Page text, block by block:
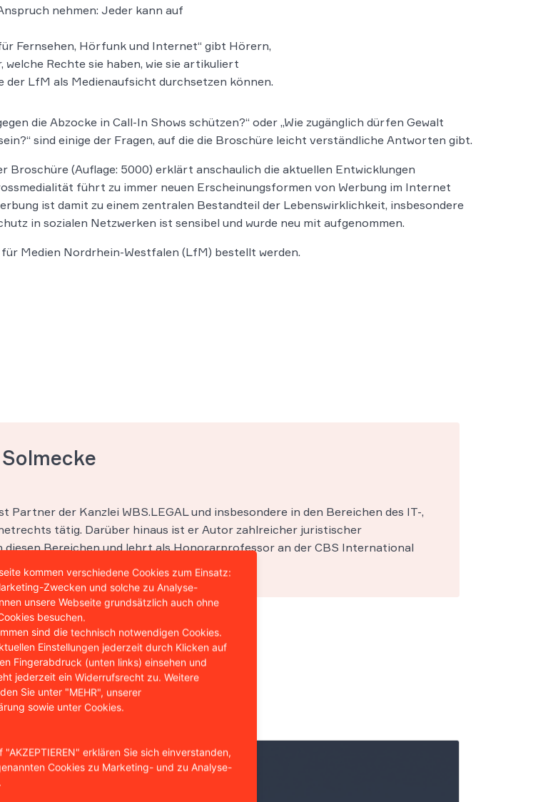
nehmen: Jeder kann auf
Fernsehen, Hörfunk und Internet“ gibt Hörern,
Rechte sie haben, wie sie artikuliert
der LfM als Medienaufsicht durchsetzen können.
die Abzocke in Call-In Shows schützen?“ oder „Wie zugänglich dürfen Gewalt
sind einige der Fragen, auf die die Broschüre leicht verständliche Antworten gibt.
Broschüre (Auflage: 5000) erklärt anschaulich die aktuellen Entwicklungen
führt zu immer neuen Erscheinungsformen von Werbung im Internet
ist damit zu einem zentralen Bestandteil der Lebenswirklichkeit, insbesondere
in sozialen Netzwerken ist sensibel und wurde neu mit aufgenommen.
Medien Nordrhein-Westfalen (LfM) bestellt werden.
Partner der Kanzlei WBS.LEGAL und insbesondere in den Bereichen des IT-,
tätig. Darüber hinaus ist er Autor zahlreicher juristischer
Bereichen und lehrt als Honorarprofessor an der CBS International
kommen verschiedene Cookies zum Einsatz:
Zwecken und solche zu Analyse-
unsere Webseite grundsätzlich auch ohne
besuchen.
sind die technisch notwendigen Cookies.
Einstellungen jederzeit durch Klicken auf
Fingerabdruck (unten links) einsehen und
jederzeit ein Widerrufsrecht zu. Weitere
Sie unter "MEHR", unserer
sowie unter Cookies.
erklären Sie sich einverstanden,
Cookies zu Marketing- und zu Analyse-